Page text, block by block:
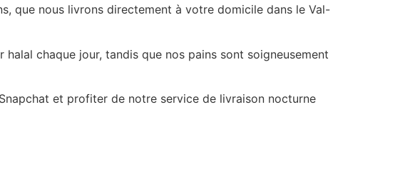
que nous livrons directement à votre domicile dans le Val-
chaque jour, tandis que nos pains sont soigneusement
et profiter de notre service de livraison nocturne